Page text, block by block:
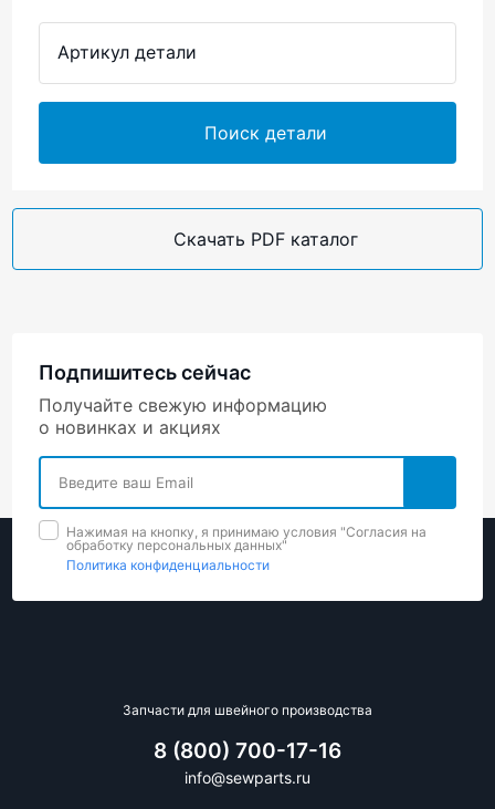
Поиск детали
Скачать PDF каталог
Подпишитесь сейчас
Получайте свежую информацию
о новинках и акциях
Нажимая на кнопку, я принимаю условия "Cогласия на
обработку персональных данных"
Политика конфиденциальности
Запчасти для швейного производства
8 (800) 700-17-16
info@sewparts.ru